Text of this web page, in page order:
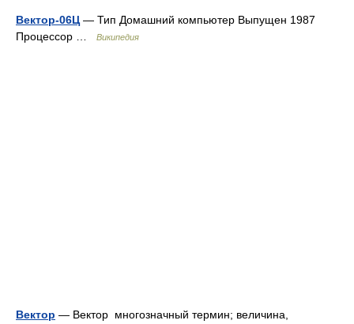
Вектор-06Ц — Тип Домашний компьютер Выпущен 1987
Процессор …
Википедия
Вектор — Вектор многозначный термин; величина,